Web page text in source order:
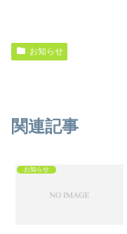
お知らせ
関連記事
お知らせ